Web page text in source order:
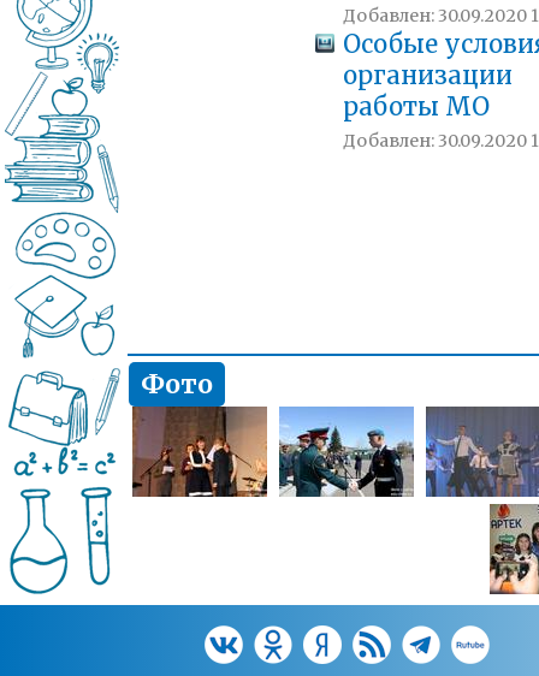
Добавлен: 30.09.2020
Особые
организации
работы МО
Добавлен: 30.09.2020
Фото